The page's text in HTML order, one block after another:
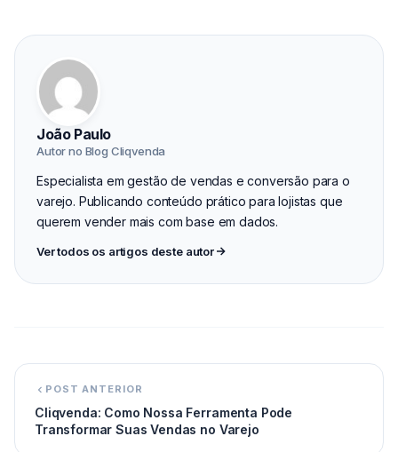
João Paulo
Autor no Blog Cliqvenda
Especialista em gestão de vendas e conversão para o
varejo. Publicando conteúdo prático para lojistas que
querem vender mais com base em dados.
Ver todos os artigos deste autor
POST ANTERIOR
Cliqvenda: Como Nossa Ferramenta Pode
Transformar Suas Vendas no Varejo